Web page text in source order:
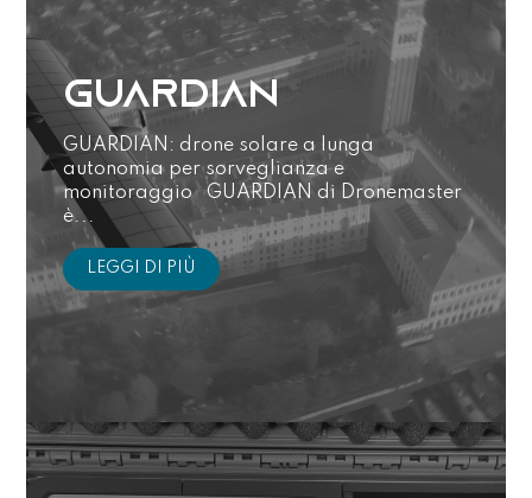
GUARDIAN
GUARDIAN: drone solare a lunga
autonomia per sorveglianza e
monitoraggio GUARDIAN di Dronemaster
è...
LEGGI DI PIÙ